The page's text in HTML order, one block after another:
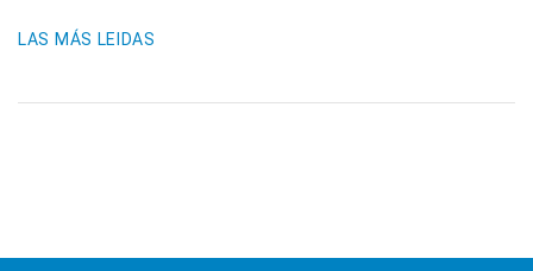
LAS MÁS LEIDAS